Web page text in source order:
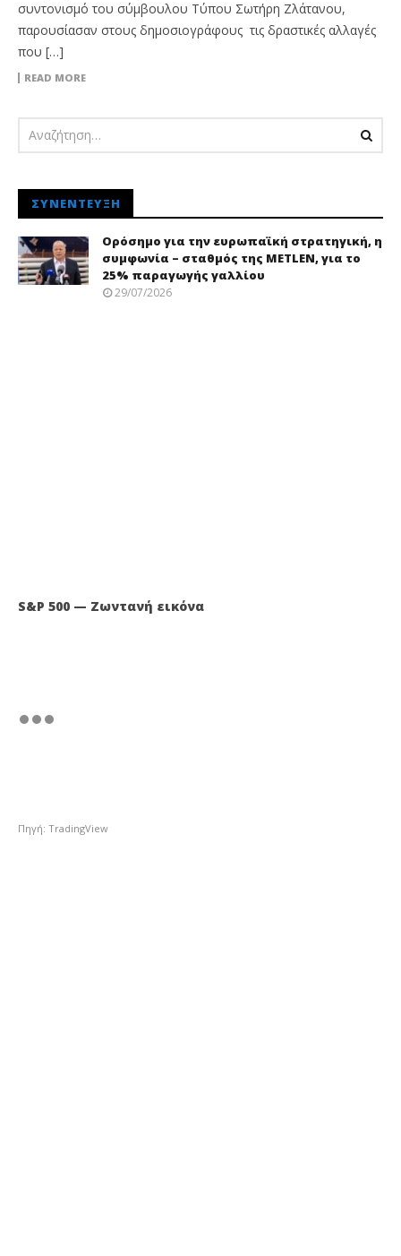
συντονισμό του σύμβουλου Τύπου Σωτήρη Ζλάτανου,
παρουσίασαν στους δημοσιογράφους τις δραστικές αλλαγές
που […]
READ MORE
ΣΥΝΈΝΤΕΥΞΗ
Ορόσημο για την ευρωπαϊκή στρατηγική, η
συμφωνία – σταθμός της METLEN, για το
25% παραγωγής γαλλίου
29/07/2026
S&P 500 — Ζωντανή εικόνα
Πηγή: TradingView